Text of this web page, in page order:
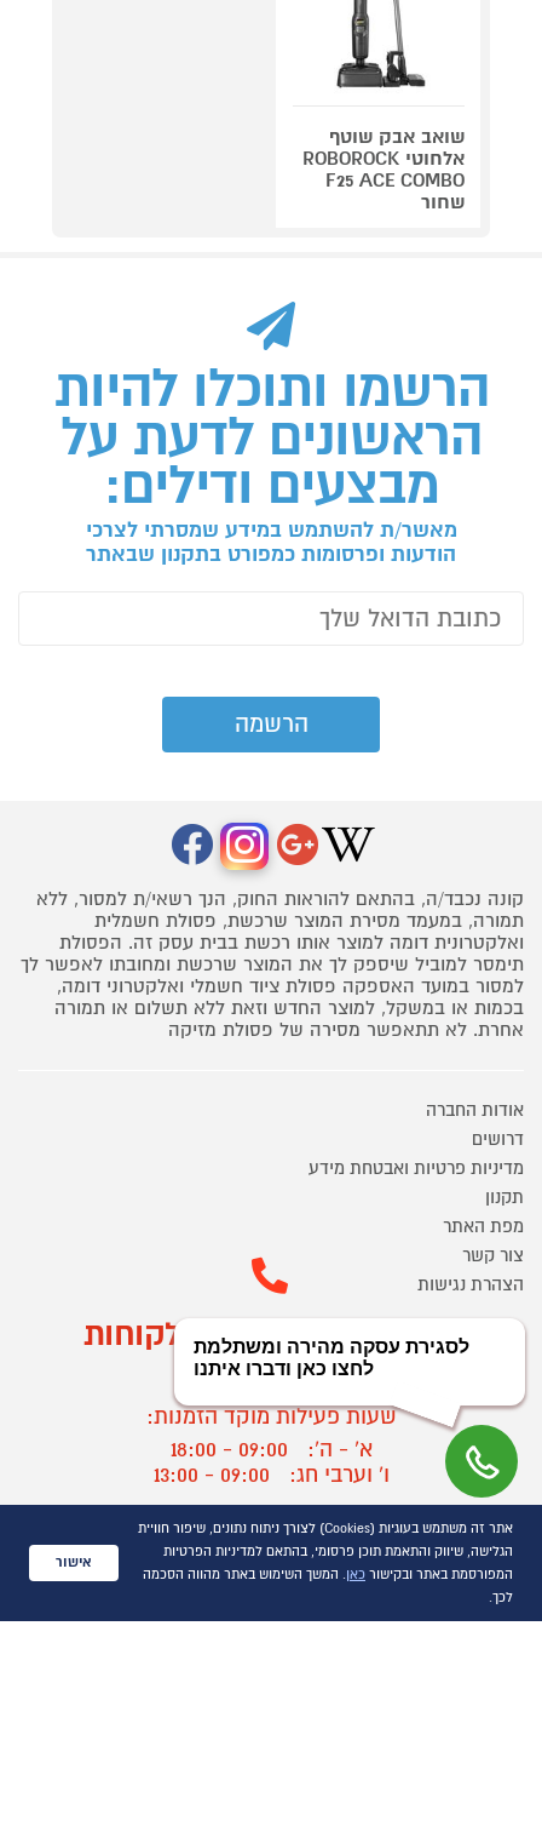
שואב אבק שוטף
אלחוטי ROBOROCK
F25 ACE COMBO
שחור
הרשמו ותוכלו להיות
הראשונים לדעת על
מבצעים ודילים:
מאשר/ת להשתמש במידע שמסרתי לצרכי
הודעות ופרסומות כמפורט בתקנון שבאתר
קונה נכבד/ה, בהתאם להוראות החוק, הנך רשאי/ת למסור, ללא
תמורה, במעמד מסירת המוצר שרכשת, פסולת חשמלית
ואלקטרונית דומה למוצר אותו רכשת בבית עסק זה. הפסולת
תימסר למוביל שיספק לך את המוצר שרכשת ומחובתו לאפשר לך
למסור במועד האספקה פסולת ציוד חשמלי ואלקטרוני דומה,
בכמות או במשקל, למוצר החדש וזאת ללא תשלום או תמורה
אחרת. לא תתאפשר מסירה של פסולת מזיקה
אודות החברה
דרושים
מדיניות פרטיות ואבטחת מידע
תקנון
מפת האתר
צור קשר
הצהרת נגישות
מוקד הזמנות ושירות לקוחות
03-9545370
שעות פעילות מוקד הזמנות:
א' - ה':
09:00 - 18:00
ו' וערבי חג:
09:00 - 13:00
שעות פעילות מוקד שירות לקוחות:
א' - ד':
09:00 - 16:30
ה :
09:00 - 16:00
אתר זה משתמש בעוגיות (Cookies) לצורך ניתוח נתונים, שיפור חוויית
הגלישה, שיווק והתאמת תוכן פרסומי, בהתאם למדיניות הפרטיות
המפורסמת באתר ובקישור כאן. המשך השימוש באתר מהווה הסכמה
לכך.
אישור